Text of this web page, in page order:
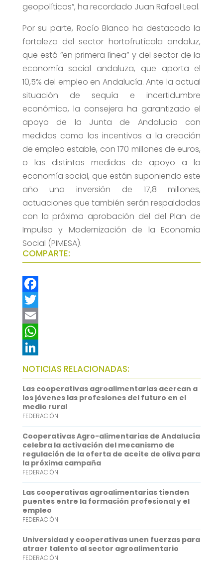
geopolíticas”, ha recordado Juan Rafael Leal.
Por su parte, Rocío Blanco ha destacado la
fortaleza del sector hortofrutícola andaluz,
que está “en primera línea” y del sector de la
economía social andaluza, que aporta el
10,5% del empleo en Andalucía. Ante la actual
situación de sequía e incertidumbre
económica, la consejera ha garantizado el
apoyo de la Junta de Andalucía con
medidas como los incentivos a la creación
de empleo estable, con 170 millones de euros,
o las distintas medidas de apoyo a la
economía social, que están suponiendo este
año una inversión de 17,8 millones,
actuaciones que también serán respaldadas
con la próxima aprobación del del Plan de
Impulso y Modernización de la Economía
Social (PIMESA).
COMPARTE:
F
a
c
e
b
o
o
k
T
w
t
t
e
r
E
m
a
i
l
W
h
a
t
s
A
p
p
L
i
n
k
e
d
I
n
NOTICIAS RELACIONADAS:
Las cooperativas agroalimentarias acercan a
los jóvenes las profesiones del futuro en el
medio rural
FEDERACIÓN
Cooperativas Agro-alimentarias de Andalucía
celebra la activación del mecanismo de
regulación de la oferta de aceite de oliva para
la próxima campaña
FEDERACIÓN
Las cooperativas agroalimentarias tienden
puentes entre la formación profesional y el
empleo
FEDERACIÓN
Universidad y cooperativas unen fuerzas para
atraer talento al sector agroalimentario
FEDERACIÓN